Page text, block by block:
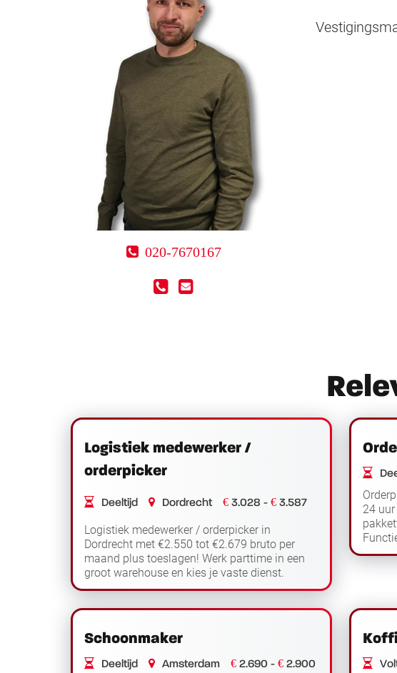
020-7670167
Logistiek medewerker /
orderpicker
Deeltijd Dordrecht € 3.028 - € 3.587
Logistiek medewerker / orderpicker in
Dordrecht met €2.550 tot €2.679 bruto per
maand plus toeslagen! Werk parttime in een
groot warehouse en kies je vaste dienst.
Functieomschrijving Als logistiek medewerker
24
zorg
Schoonmaker
Deeltijd Amsterdam € 2.690 - € 2.900